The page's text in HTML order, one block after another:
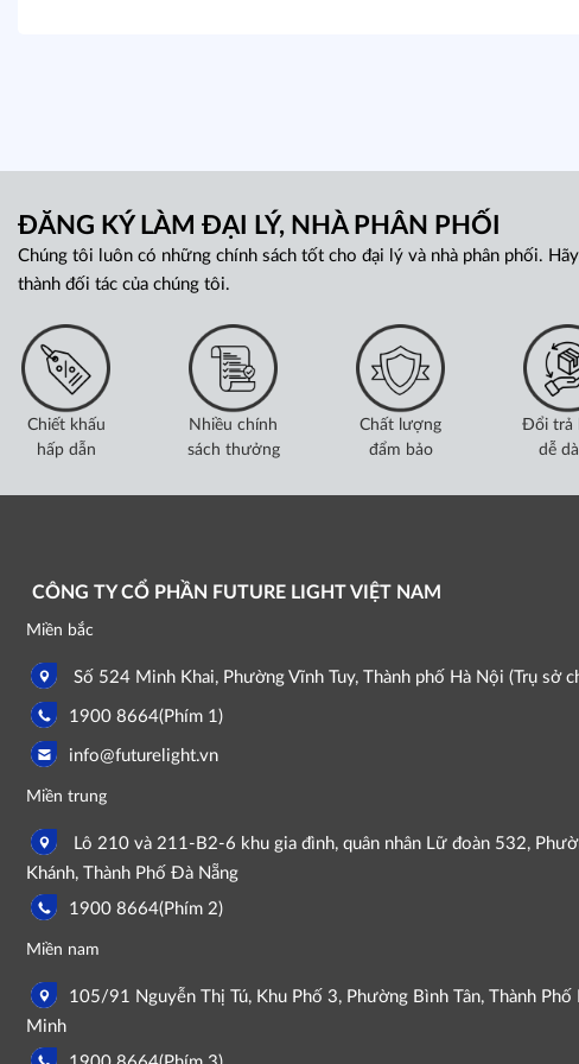
ĐĂNG KÝ LÀM ĐẠI LÝ, NHÀ PHÂN PHỐI
Chúng tôi luôn có những chính sách tốt cho đại lý và nhà phân phối.
thành đối tác của chúng tôi.
Chiết khấu
hấp dẫn
Nhiều chính
sách thưởng
Chất lượng
đẩm bảo
Đổi trả
dễ
CÔNG TY CỔ PHẦN FUTURE LIGHT VIỆT NAM
Miền bắc
Số 524 Minh Khai, Phường Vĩnh Tuy, Thành phố Hà Nội (Trụ sở
1900 8664(Phím 1)
info@futurelight.vn
Miền trung
Lô 210 và 211-B2-6 khu gia đình, quân nhân Lữ đoàn 532,
Khánh, Thành Phố Đà Nẵng
1900 8664(Phím 2)
Miền nam
105/91 Nguyễn Thị Tú, Khu Phố 3, Phường Bình Tân, Thành Phố
Minh